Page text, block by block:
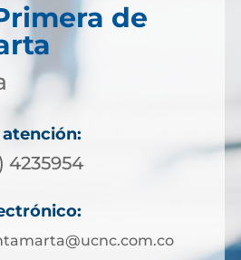
de
atención:
4235954